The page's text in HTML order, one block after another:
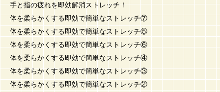
手と指の疲れを即効解消ストレッチ！
体を柔らかくする即効で簡単なストレッチ⑦
体を柔らかくする即効で簡単なストレッチ⑤
体を柔らかくする即効で簡単なストレッチ⑥
体を柔らかくする即効で簡単なストレッチ④
体を柔らかくする即効で簡単なストレッチ③
体を柔らかくする即効で簡単なストレッチ②